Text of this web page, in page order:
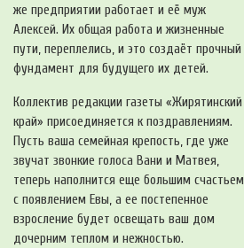
же предприятии работает и её муж
Алексей. Их общая работа и жизненные
пути, переплелись, и это создаёт прочный
фундамент для будущего их детей.
Коллектив редакции газеты «Жирятинский
край» присоединяется к поздравлениям.
Пусть ваша семейная крепость, где уже
звучат звонкие голоса Вани и Матвея,
теперь наполнится еще большим счастьем
с появлением Евы, а ее постепенное
взросление будет освещать ваш дом
дочерним теплом и нежностью.